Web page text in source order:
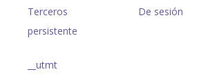
Terceros
persistente
__utmt
De sesión